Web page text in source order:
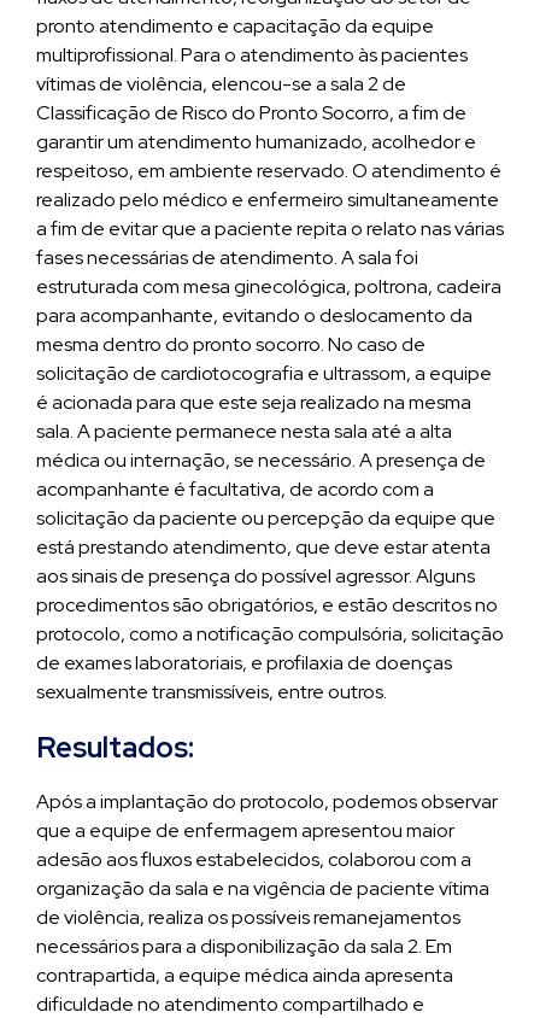
pronto atendimento e capacitação da equipe
multiprofissional. Para o atendimento às pacientes
vítimas de violência, elencou-se a sala 2 de
Classificação de Risco do Pronto Socorro, a fim de
garantir um atendimento humanizado, acolhedor e
respeitoso, em ambiente reservado. O atendimento é
realizado pelo médico e enfermeiro simultaneamente
a fim de evitar que a paciente repita o relato nas várias
fases necessárias de atendimento. A sala foi
estruturada com mesa ginecológica, poltrona, cadeira
para acompanhante, evitando o deslocamento da
mesma dentro do pronto socorro. No caso de
solicitação de cardiotocografia e ultrassom, a equipe
é acionada para que este seja realizado na mesma
sala. A paciente permanece nesta sala até a alta
médica ou internação, se necessário. A presença de
acompanhante é facultativa, de acordo com a
solicitação da paciente ou percepção da equipe que
está prestando atendimento, que deve estar atenta
aos sinais de presença do possível agressor. Alguns
procedimentos são obrigatórios, e estão descritos no
protocolo, como a notificação compulsória, solicitação
de exames laboratoriais, e profilaxia de doenças
sexualmente transmissíveis, entre outros.
Resultados:
Após a implantação do protocolo, podemos observar
que a equipe de enfermagem apresentou maior
adesão aos fluxos estabelecidos, colaborou com a
organização da sala e na vigência de paciente vítima
de violência, realiza os possíveis remanejamentos
necessários para a disponibilização da sala 2. Em
contrapartida, a equipe médica ainda apresenta
dificuldade no atendimento compartilhado e